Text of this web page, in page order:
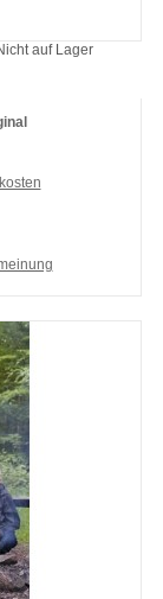
auf Lager